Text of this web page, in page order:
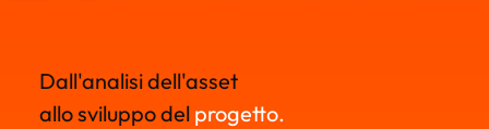
Dall'analisi dell'asset
allo sviluppo del progetto.